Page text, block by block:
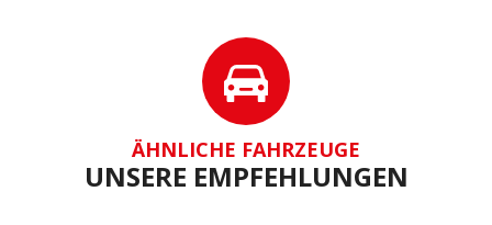
ÄHNLICHE FAHRZEUGE
UNSERE EMPFEHLUNGEN